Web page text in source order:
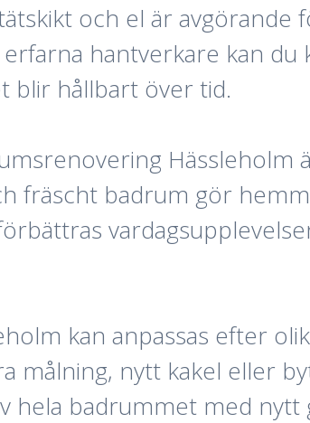
och el är
hantverkare kan
blir hållbart över tid.
fräscht badrum gör
kan anpassas efter
målning, nytt kakel eller
hela badrummet med